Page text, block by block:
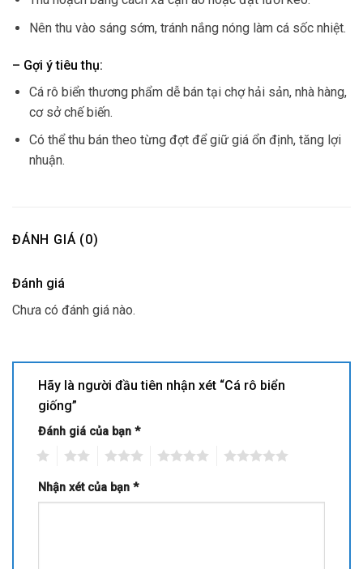
Nên thu vào sáng sớm, tránh nắng nóng làm cá sốc nhiệt.
– Gợi ý tiêu thụ:
Cá rô biển thương phẩm dễ bán tại chợ hải sản, nhà hàng,
cơ sở chế biến.
Có thể thu bán theo từng đợt để giữ giá ổn định, tăng lợi
nhuận.
ĐÁNH GIÁ (0)
Đánh giá
Chưa có đánh giá nào.
Hãy là người đầu tiên nhận xét “Cá rô biển
giống”
Đánh giá của bạn *
Nhận xét của bạn *